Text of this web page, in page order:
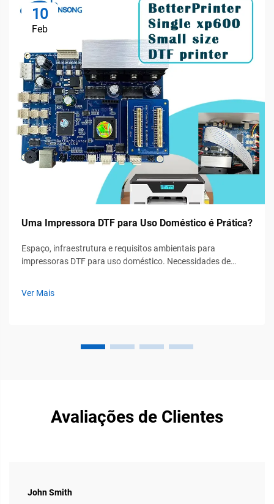
10
Feb
Uma Impressora DTF para Uso Doméstico é Prática?
Espaço, infraestrutura e requisitos ambientais para
impressoras DTF para uso doméstico. Necessidades de
Ver Mais
Avaliações de Clientes
John Smith